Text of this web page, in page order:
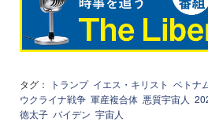
タグ： トランプ イエス・キリスト ベトナ
ウクライナ戦争 軍産複合体 悪質宇宙人
徳太子 バイデン 宇宙人